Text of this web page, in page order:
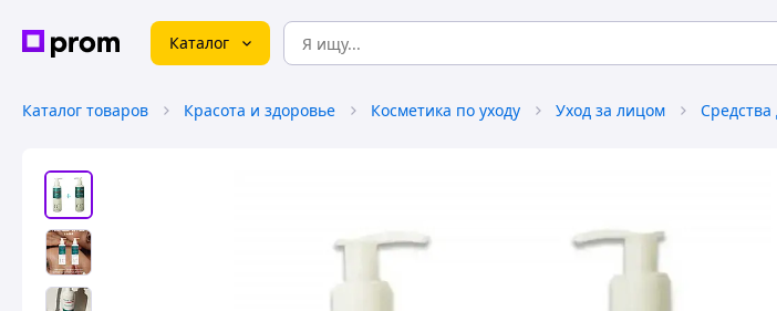
Каталог
Каталог товаров Красота и здоровье Косметика по уходу Уход за лицом